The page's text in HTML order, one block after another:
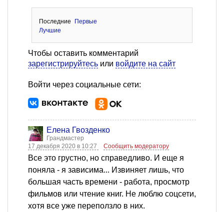
Последние
Первые
Лучшие
Чтобы оставить комментарий
зарегистрируйтесь или войдите на сайт
Войти через социальные сети:
Елена Гвозденко
Грандмастер
17 декабря 2020 в 10:27
Сообщить модератору
Все это грустно, но справедливо. И еще я
поняла - я зависима... Извиняет лишь, что
большая часть времени - работа, просмотр
фильмов или чтение книг. Не люблю соцсети,
хотя все уже переползло в них.